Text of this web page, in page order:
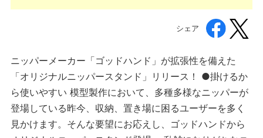
シェア
ニッパーメーカー「ゴッドハンド」が拡張性を備えた
「オリジナルニッパースタンド」リリース！ ●掛けるか
ら使いやすい 模型製作において、多種多様なニッパーが
登場している昨今、収納、置き場に困るユーザーを多く
見かけます。そんな要望にお応えし、ゴッドハンドから